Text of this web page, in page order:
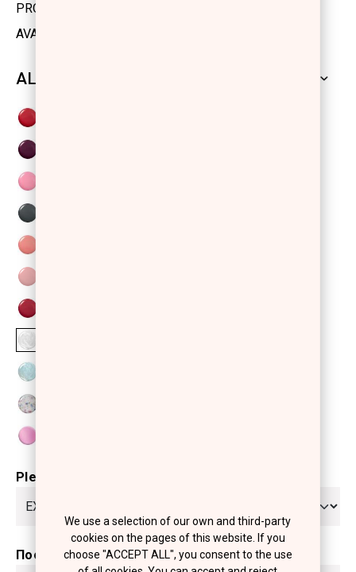
PRODUCT CODE: 1101423
AVAILABILITY: IN STOCK
ALL SHADES
Please select
Ποσότητα
We use a selection of our own and third-party
cookies on the pages of this website. If you
choose "ACCEPT ALL", you consent to the use